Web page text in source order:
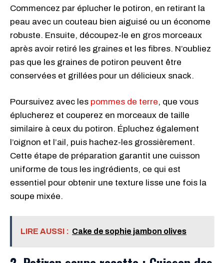
Commencez par éplucher le potiron, en retirant la
peau avec un couteau bien aiguisé ou un économe
robuste. Ensuite, découpez-le en gros morceaux
après avoir retiré les graines et les fibres. N’oubliez
pas que les graines de potiron peuvent être
conservées et grillées pour un délicieux snack.
Poursuivez avec les pommes de terre, que vous
éplucherez et couperez en morceaux de taille
similaire à ceux du potiron. Épluchez également
l’oignon et l’ail, puis hachez-les grossièrement.
Cette étape de préparation garantit une cuisson
uniforme de tous les ingrédients, ce qui est
essentiel pour obtenir une texture lisse une fois la
soupe mixée.
LIRE AUSSI : Cake de sophie jambon olives